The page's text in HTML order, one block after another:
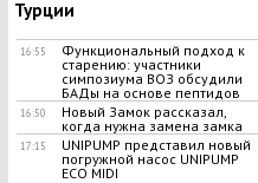
Турции
16:55
Функциональный подход к
старению: участники
симпозиума ВОЗ обсудили
БАДы на основе пептидов
16:50
Новый Замок рассказал,
когда нужна замена замка
17:15
UNIPUMP представил новый
погружной насос UNIPUMP
ECO MIDI